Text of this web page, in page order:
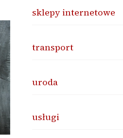
sklepy internetowe
transport
uroda
usługi